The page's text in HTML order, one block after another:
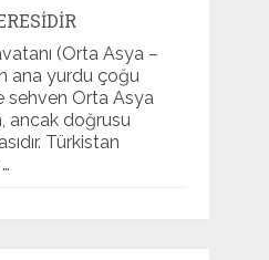
(Orta Asya –
ana yurdu çoğu
sehven Orta Asya
ancak doğrusu
Türkistan